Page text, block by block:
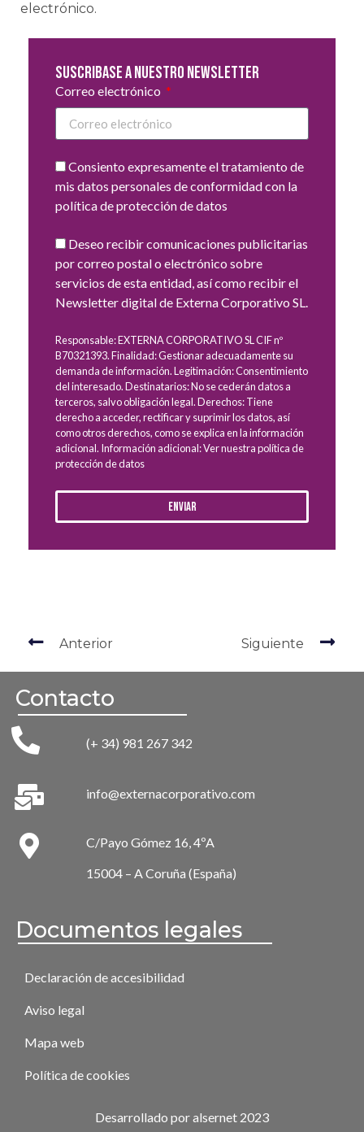
electrónico.
Suscribase a nuestro newsletter
Correo electrónico
Consiento expresamente el tratamiento de
mis datos personales de conformidad con la
política de protección de datos
Deseo recibir comunicaciones publicitarias
por correo postal o electrónico sobre
servicios de esta entidad, así como recibir el
Newsletter digital de Externa Corporativo SL.
Responsable: EXTERNA CORPORATIVO SL CIF nº
B70321393. Finalidad: Gestionar adecuadamente su
demanda de información. Legitimación: Consentimiento
del interesado. Destinatarios: No se cederán datos a
terceros, salvo obligación legal. Derechos: Tiene
derecho a acceder, rectificar y suprimir los datos, así
como otros derechos, como se explica en la información
adicional. Información adicional: Ver nuestra política de
protección de datos
Enviar
Anterior Siguiente
Contacto
(+ 34) 981 267 342
info@externacorporativo.com
C/Payo Gómez 16, 4ºA
15004 – A Coruña (España)
Documentos legales
Declaración de accesibilidad
Aviso legal
Mapa web
Política de cookies
Desarrollado por alsernet 2023